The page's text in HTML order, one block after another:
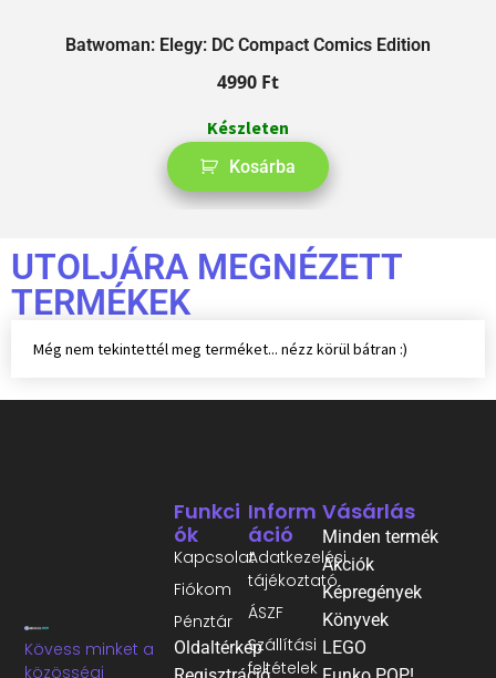
Batwoman: Elegy: DC Compact Comics Edition
4990 Ft
Készleten
Kosárba
UTOLJÁRA MEGNÉZETT
TERMÉKEK
Még nem tekintettél meg terméket... nézz körül bátran :)
Kövess minket a
közösségi
Inform
Áció
Adatkezelési
tájékoztató
ÁSZF
Szállítási
feltételek
Funkci
Ók
Kapcsolat
Fiókom
Pénztár
Oldaltérkép
Vásárlás
Minden termék
Akciók
Képregények
Könyvek
LEGO